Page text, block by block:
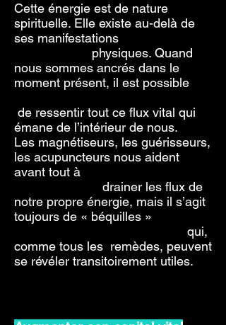
Cette énergie est de nature
spirituelle. Elle existe au-delà de
ses manifestations
physiques. Quand
nous sommes ancrés dans le
moment présent, il est possible
de ressentir tout ce flux vital qui
émane de l’intérieur de nous.
Les magnétiseurs, les guérisseurs,
les acupuncteurs nous aident
avant tout à
drainer les flux de
notre propre énergie, mais il s’agit
toujours de « béquilles »
qui,
comme tous les remèdes, peuvent
se révéler transitoirement utiles.